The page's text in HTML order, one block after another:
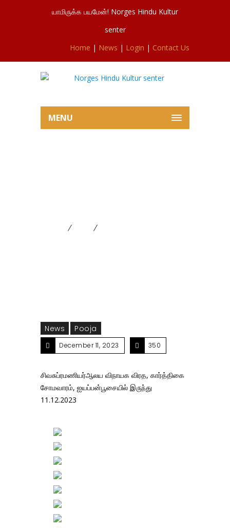
யாமிருக்க பயமேன்! Norges Hindu Kultur
senter
Home | News | Login | Contact Us
MENU
News Pooja
December 11, 2023 350
சிவசுப்ரமணியர்ஆலய விநாயக விரத, கார்த்திகை
சோமவாரம், ஐயப்பன்பூசையில் இருந்து
11.12.2023